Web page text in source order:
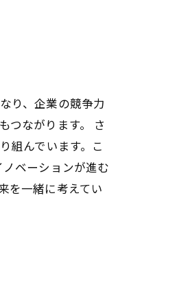
り、企業の競争力
つながります。 さ
組んでいます。こ
ベーションが進む
を一緒に考えてい